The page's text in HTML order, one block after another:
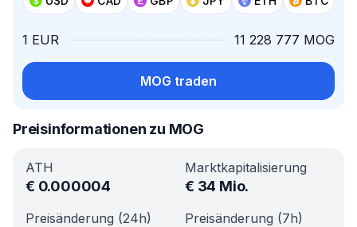
1 EUR 11 228 777 MOG
MOG traden
Preisinformationen zu MOG
ATH
€ 0.000004
Marktkapitalisierung
€ 34 Mio.
Preisänderung (24h) Preisänderung (7h)